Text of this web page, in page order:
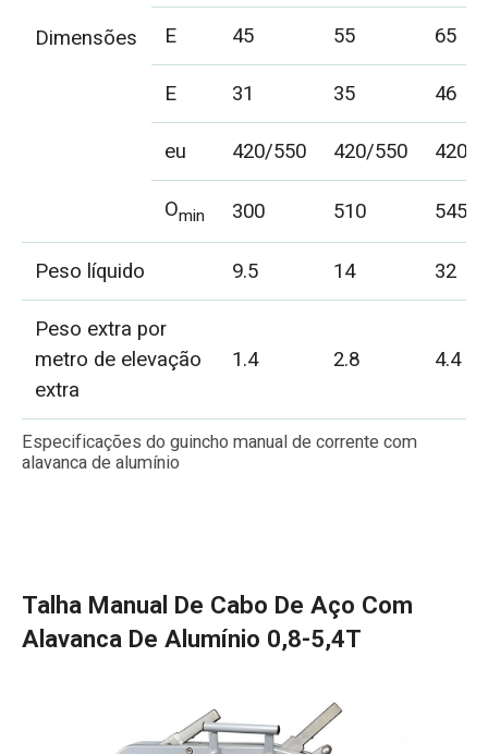
Dimensões
E
45 55
65
E
31 35
46
eu
420/550 420/550
420/
Omin 300 510
545
Peso líquido
9.5 14
32
Peso extra por
metro de elevação
extra
1.4 2.8 4.4
Especificações do guincho manual de corrente com
alavanca de alumínio
Talha Manual De Cabo De Aço Com
Alavanca De Alumínio 0,8-5,4T